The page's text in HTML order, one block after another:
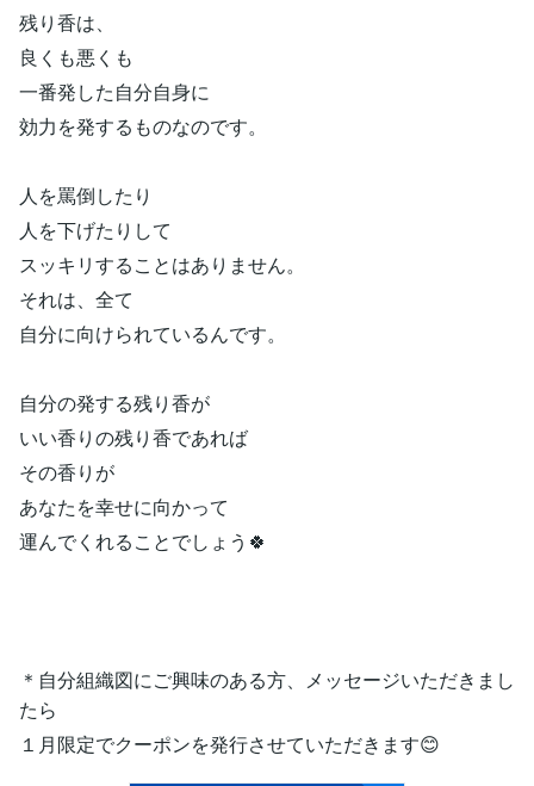
残り香は、
良くも悪くも
一番発した自分自身に
効力を発するものなのです。
人を罵倒したり
人を下げたりして
スッキリすることはありません。
それは、全て
自分に向けられているんです。
自分の発する残り香が
いい香りの残り香であれば
その香りが
あなたを幸せに向かって
運んでくれることでしょう🍀
＊自分組織図にご興味のある方、メッセージいただきまし
たら
１月限定でクーポンを発行させていただきます😊